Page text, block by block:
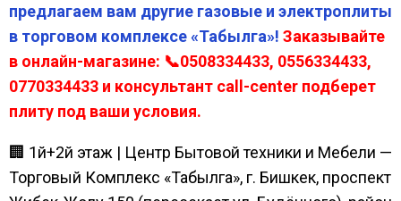
предлагаем вам другие газовые и электроплиты
в торговом комплексе «Табылга»! Заказывайте
в онлайн-магазине: 📞0508334433, 0556334433,
0770334433 и консультант call-center подберет
плиту под ваши условия.
🏢 1й+2й этаж | Центр Бытовой техники и Мебели —
Торговый Комплекс «Табылга», г. Бишкек, проспект